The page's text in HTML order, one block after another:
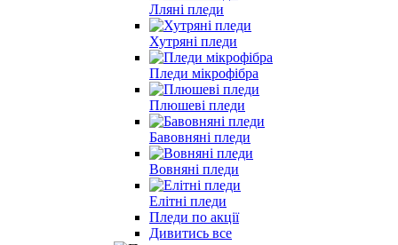
Лляні пледи
Хутряні пледи
Пледи мікрофібра
Плюшеві пледи
Бавовняні пледи
Вовняні пледи
Елітні пледи
Пледи по акції
Дивитись все